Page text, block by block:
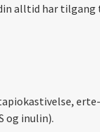
alltid har
og inulin).